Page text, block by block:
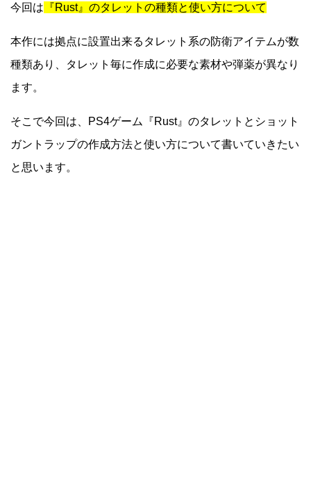
今回は 『Rust』のタレットの種類と使い方について
本作には拠点に設置出来るタレット系の防衛アイテムが数
種類あり、タレット毎に作成に必要な素材や弾薬が異なり
ます。
そこで今回は、PS4ゲーム『Rust』のタレットとショット
ガントラップの作成方法と使い方について書いていきたい
と思います。